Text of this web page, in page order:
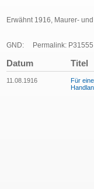
Erwähnt 1916, Maurer-
GND: Permalink: P31555
Datum Titel
11.08.1916
Für